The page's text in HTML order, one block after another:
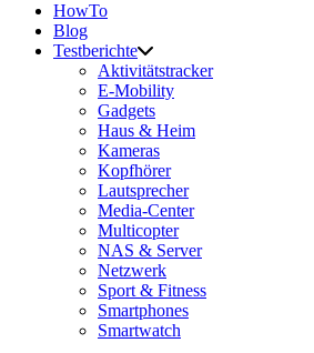
HowTo
Blog
Testberichte
Aktivitätstracker
E-Mobility
Gadgets
Haus & Heim
Kameras
Kopfhörer
Lautsprecher
Media-Center
Multicopter
NAS & Server
Netzwerk
Sport & Fitness
Smartphones
Smartwatch